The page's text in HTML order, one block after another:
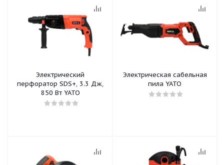
Электрический
перфоратор SDS+, 3.3 Дж,
850 Вт YATO
Электрическая сабельная
пила YATO